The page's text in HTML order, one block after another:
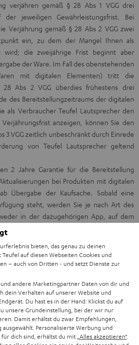
verjähren gemäß § 28 Abs 1 VGG drei
jeweiligen Gewährleistungsfrist. Bei
Verjährung gemäß § 28 Abs 2 VGG zwei
ein, zu dem der Mangel Ihnen als
wird; die zweijährige Frist beginnt aber
der Ware. Im Fall des obenstehenden
mit digitalen Elementen) tritt die
28 Abs 2 VGG überdies frühestens drei
des Bereitstellungzeitraums der digitalen
als Verbraucher Teufel Lautsprecher den
anzeigen, können Sie den
3 VGG zeitlich unbeschränkt durch Einrede
von Teufel Lautsprecher geltend
2 Jahre Garantie für die Bereitstellung
bei Produkten mit digitalen
Übergabe der Kaufsache. Sobald eine
steht, werden Sie je nach Art des
in der dazugehörigen App, auf dem
auf unserer
neuer technischer Umgebungen
anzupassen und kostenfrei
Haftung für Sachmängel, die infolge von
Installationen von Aktualisierungen trotz
und Information seitens Teufel
Bitte beachten Sie dabei auch Ihre
Gewährleistungsrechte betreffend
gemäß § 7 VGG: Bei Waren mit digitalen
bieten, das genau zu deinen
auf diesen Webseiten Cookies und
– auch von Dritten - und setzt Dienste zur
andere Marketingpartner Daten von dir und
dein Verhalten auf unserer Website und
Du hast es in der Hand: Klickst du auf
unsere Grundeinstellung, bei der wir nur
Damit erhältst du zwar Empfehlungen,
Personalisierte Werbung und
dich sind, erhältst du mit „Alles akzeptieren“.